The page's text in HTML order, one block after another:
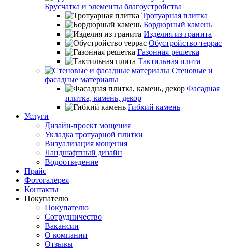
Брусчатка и элементы благоустройства
Тротуарная плитка
Бордюрный камень
Изделия из гранита
Обустройство террас
Газонная решетка
Тактильная плита
Стеновые и
фасадные материалы
Фасадная
плитка, камень, декор
Гибкий камень
Услуги
Дизайн-проект мощения
Укладка тротуарной плитки
Визуализация мощения
Ландшафтный дизайн
Водоотведение
Прайс
Фотогалерея
Контакты
Покупателю
Покупателю
Сотрудничество
Вакансии
О компании
Отзывы